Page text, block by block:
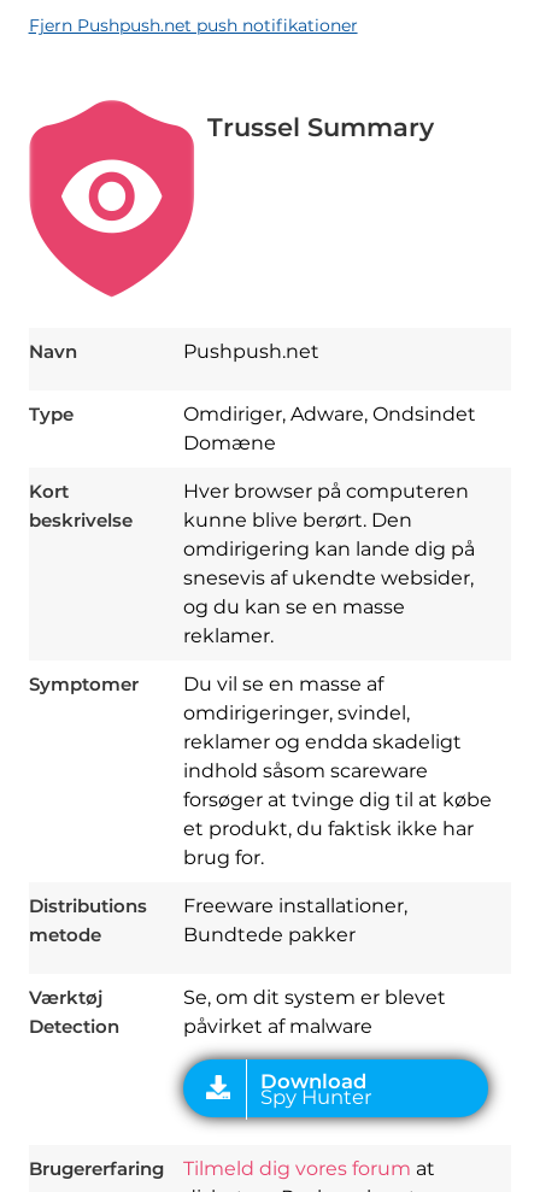
Fjern Pushpush.net push notifikationer
Trussel Summary
Navn Pushpush.net
Type
Omdiriger, Adware, Ondsindet
Domæne
Kort
beskrivelse
Hver browser på computeren
kunne blive berørt. Den
omdirigering kan lande dig på
snesevis af ukendte websider,
og du kan se en masse
reklamer.
Symptomer
Du vil se en masse af
omdirigeringer, svindel,
reklamer og endda skadeligt
indhold såsom scareware
forsøger at tvinge dig til at købe
et produkt, du faktisk ikke har
brug for.
Distributions
metode
Freeware installationer,
Bundtede pakker
Værktøj
Detection
Se, om dit system er blevet
påvirket af malware
Download
Spy Hunter
Brugererfaring Tilmeld dig vores forum at